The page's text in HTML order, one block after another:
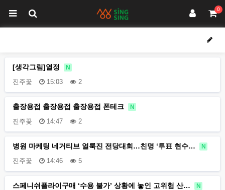
0
[생각그림]열정 N
진주꽃 15:03 2
출장용접 출장용접 출장용접 폰테크 N
진주꽃 14:47 2
병원 마케팅 네거티브 얼룩진 전당대회…친명 ‘투표 현수… N
진주꽃 14:46 5
스페니쉬플라이구매 ‘수용 불가’ 상황에 놓인 고위험 산… N